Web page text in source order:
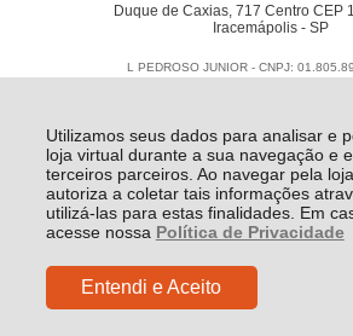
Utilizamos seus dados para analisar e
loja virtual durante a sua navegação e
terceiros parceiros. Ao navegar pela
autoriza a coletar tais informações
utilizá-las para estas finalidades. Em
acesse nossa Política de Privacidade
Entendi e Aceito
Duque de Caxias, 717 Centro CEP
Iracemápolis - SP
L PEDROSO JUNIOR - CNPJ: